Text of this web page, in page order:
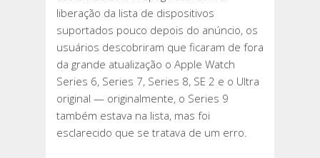
liberação da lista de dispositivos
suportados pouco depois do anúncio, os
usuários descobriram que ficaram de fora
da grande atualização o Apple Watch
Series 6, Series 7, Series 8, SE 2 e o Ultra
original — originalmente, o Series 9
também estava na lista, mas foi
esclarecido que se tratava de um erro.